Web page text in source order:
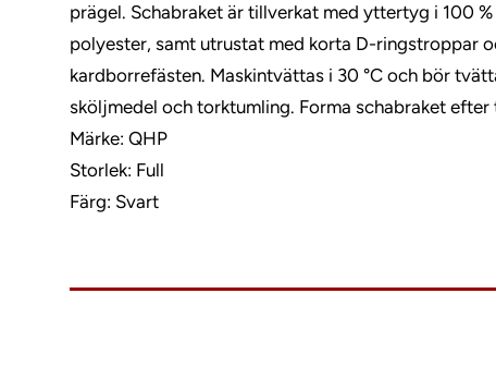
prägel. Schabraket är tillverkat med yttertyg i 100
polyester, samt utrustat med korta D-ringstroppar
kardborrefästen. Maskintvättas i 30 °C och bör
sköljmedel och torktumling. Forma schabraket
Märke: QHP
Storlek: Full
Färg: Svart